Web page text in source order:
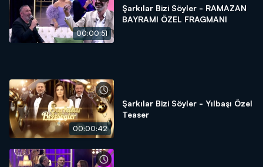
00:00:51
Şarkılar Bizi Söyler - RAMAZAN
BAYRAMI ÖZEL FRAGMANI
00:00:42
Şarkılar Bizi Söyler - Yılbaşı Özel
Teaser